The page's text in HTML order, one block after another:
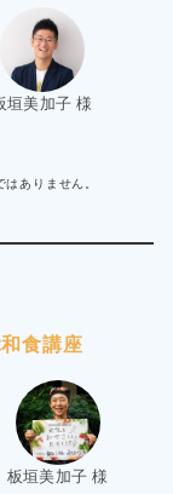
垣美加子 様
ません。
食講座
板垣美加子 様